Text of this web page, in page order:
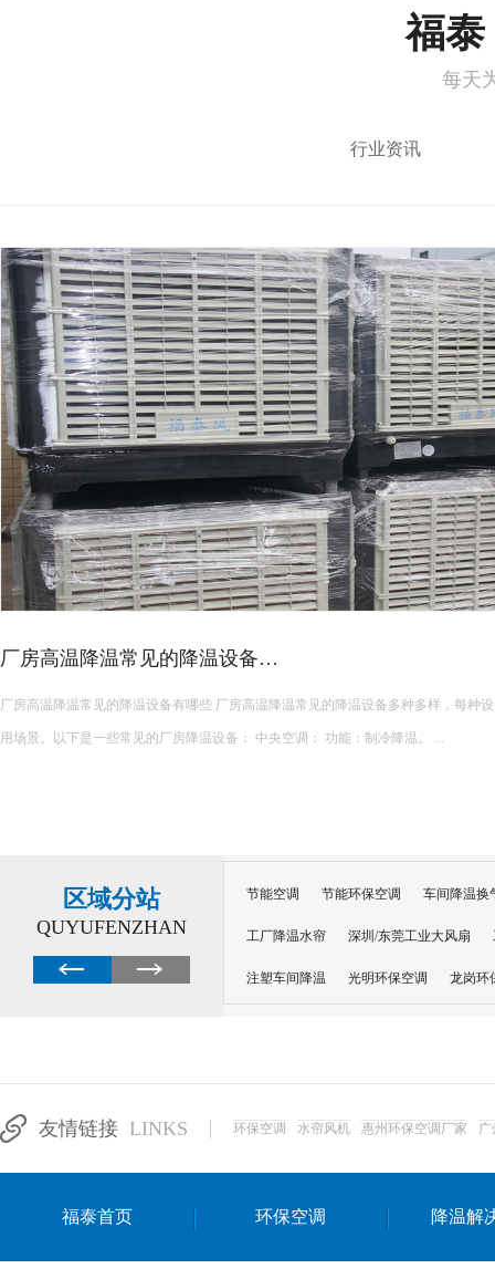
福泰
每天
行业资讯
皮革车间降温措施有哪些？
皮革车间使用蒸发冷空调的降温措施及相关要点如下： 设备选型 根据面积：如果车间面积较小，如 200 平方
米以下，可选择单台小型蒸发冷空调。若车间面积较大，如 1000 平方米以上，可能
区域分站
QUYUFENZHAN
节能空调 节能环保空调 车间降温换
工厂降温水帘 深圳/东莞工业大风扇
注塑车间降温 光明环保空调 龙岗环
达州工业省电安装
友情链接 LINKS 环保空调 水帘风机 惠州环保空调厂家 广
福泰首页 环保空调 降温解